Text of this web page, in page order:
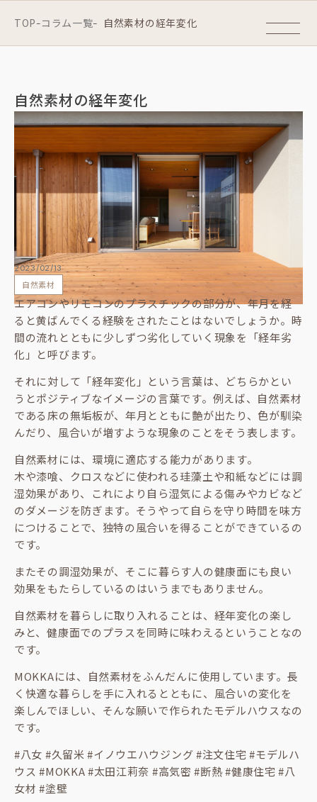
TOP-コラム一覧- 自然素材の経年変化
自然素材の経年変化
2023/02/13
自然素材
エアコンやリモコンのプラスチックの部分が、年月を経
ると黄ばんでくる経験をされたことはないでしょうか。時
間の流れとともに少しずつ劣化していく現象を「経年劣
化」と呼びます。
それに対して「経年変化」という言葉は、どちらかとい
うとポジティブなイメージの言葉です。例えば、自然素材
である床の無垢板が、年月とともに艶が出たり、色が馴染
んだり、風合いが増すような現象のことをそう表します。
自然素材には、環境に適応する能力があります。
木や漆喰、クロスなどに使われる珪藻土や和紙などには調
湿効果があり、これにより自ら湿気による傷みやカビなど
のダメージを防ぎます。そうやって自らを守り時間を味方
につけることで、独特の風合いを得ることができているの
です。
またその調湿効果が、そこに暮らす人の健康面にも良い
効果をもたらしているのはいうまでもありません。
自然素材を暮らしに取り入れることは、経年変化の楽し
みと、健康面でのプラスを同時に味わえるということなの
です。
MOKKAには、自然素材をふんだんに使用しています。長
く快適な暮らしを手に入れるとともに、風合いの変化を
楽しんでほしい、そんな願いで作られたモデルハウスなの
です。
#八女 #久留米 #イノウエハウジング #注文住宅 #モデルハ
ウス #MOKKA #太田江莉奈 #高気密 #断熱 #健康住宅 #八
女材 #塗壁